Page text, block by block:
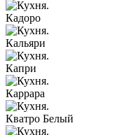
Кадоро
Кальяри
Капри
Каррара
Кватро Белый